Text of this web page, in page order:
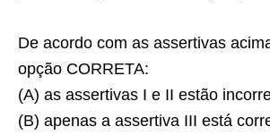
De acordo com as assertivas
opção CORRETA:
(A) as assertivas I e II estão
(B) apenas a assertiva III está